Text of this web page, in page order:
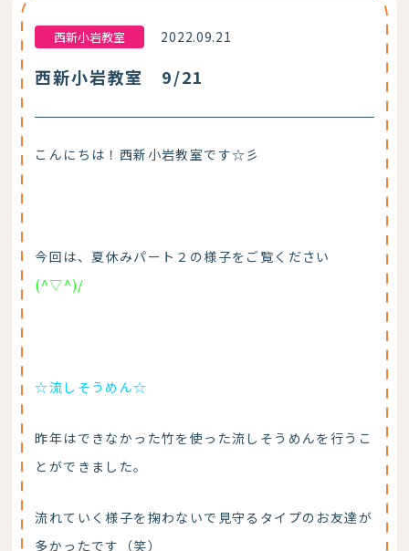
西新小岩教室 2022.09.21
西新小岩教室 9/21
こんにちは！西新小岩教室です☆彡
今回は、夏休みパート２の様子をご覧ください
(^▽^)/
☆流しそうめん☆
昨年はできなかった竹を使った流しそうめんを行うこ
とができました。
流れていく様子を掬わないで見守るタイプのお友達が
多かったです（笑）